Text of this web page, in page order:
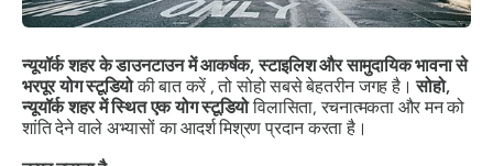
न्यूयॉर्क शहर के डाउनटाउन में आकर्षक, स्टाइलिश और सामुदायिक भावना से
भरपूर योग स्टूडियोकी बात करें , तो सोहो सबसे बेहतरीन जगह है।सोहो,
न्यूयॉर्क शहर में स्थित एक योग स्टूडियोविलासिता, रचनात्मकता और मन को
शांति देने वाले अभ्यासों का आदर्श मिश्रण प्रदान करता है।